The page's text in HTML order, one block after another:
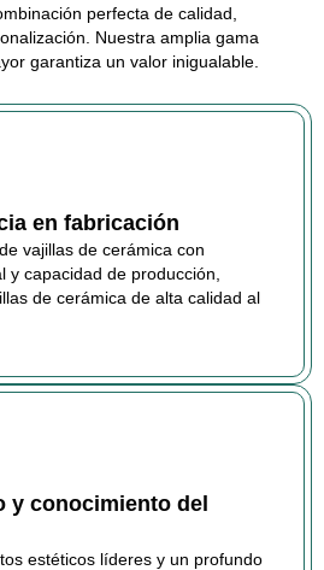
perfecta de calidad,
Nuestra amplia gama
garantiza un valor inigualable.
en fabricación
vajillas de cerámica con
y capacidad de producción,
de cerámica de alta calidad al
y conocimiento del
estéticos líderes y un profundo